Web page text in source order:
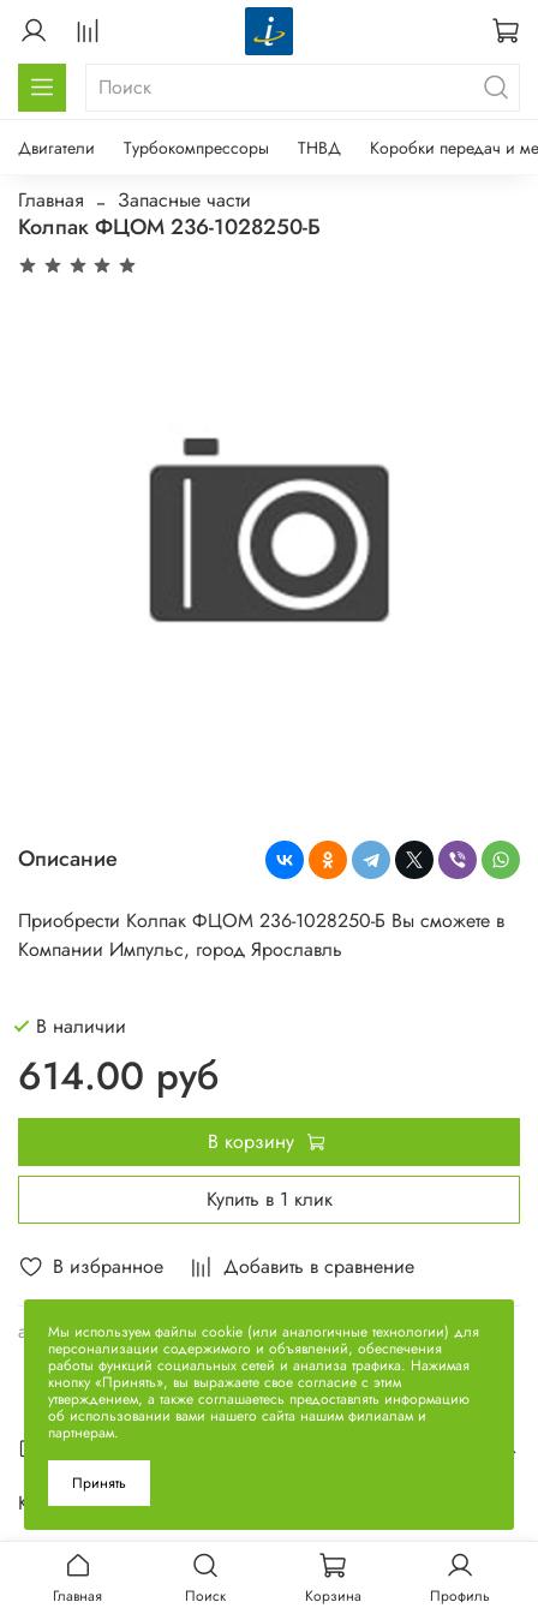
Двигатели Турбокомпрессоры ТНВД Коробки передач и
Главная Запасные части
Колпак ФЦОМ 236-1028250-Б
В избранное Добавить в сравнение
арт.236-1028250-Б
Описание
Приобрести Колпак ФЦОМ 236-1028250-Б Вы сможете в
Компании Импульс, город Ярославль
В наличии
614.00 руб
В корзину
Купить в 1 клик
Описание
Колпак ФЦОМ 236-1028250-Б
Главная Поиск Корзина Профиль
Мы используем файлы cookie (или аналогичные технологии) для
персонализации содержимого и объявлений, обеспечения
работы функций социальных сетей и анализа трафика. Нажимая
кнопку «Принять», вы выражаете свое согласие с этим
утверждением, а также соглашаетесь предоставлять информацию
об использовании вами нашего сайта нашим филиалам и
партнерам.
Принять